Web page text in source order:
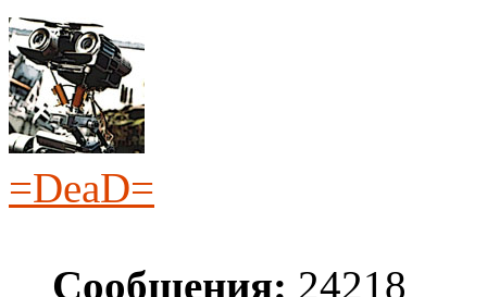
=DeaD=
Сообщения: 24218